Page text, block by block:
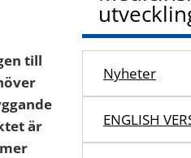
till
är
Nyheter
ENGLISH